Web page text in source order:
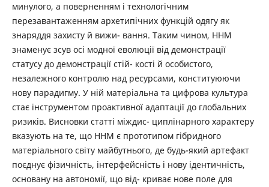
минулого, а поверненням і технологічним
перезавантаженням архетипічних функцій одягу як
знаряддя захисту й вижи- вання. Таким чином, ННM
знаменує зсув осі модної еволюції від демонстрації
статусу до демонстрації стій- кості й особистого,
незалежного контролю над ресурсами, конституюючи
нову парадигму. У ній матеріальна та цифрова культура
стає інструментом проактивної адаптації до глобальних
ризиків. Висновки статті міждис- циплінарного характеру
вказують на те, що ННМ є прототипом гібридного
матеріального світу майбутнього, де будь-який артефакт
поєднує фізичність, інтерфейсність і нову ідентичність,
основану на автономії, що від- криває нове поле для